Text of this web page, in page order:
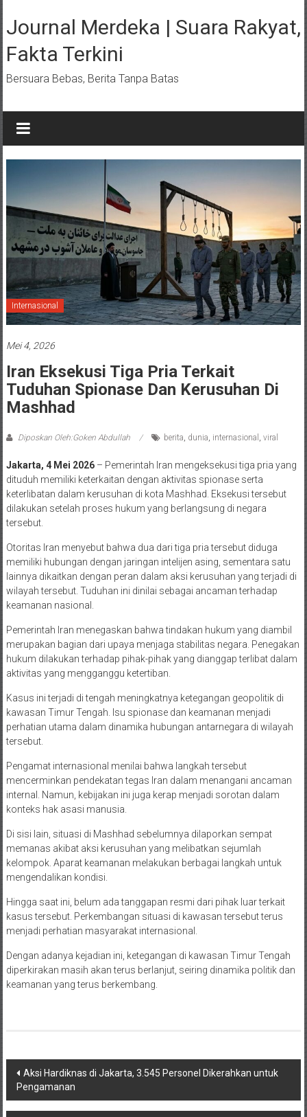
konten
Journal Merdeka | Suara Rakyat,
Fakta Terkini
Bersuara Bebas, Berita Tanpa Batas
Internasional
Mei 4, 2026
Iran Eksekusi Tiga Pria Terkait
Tuduhan Spionase Dan Kerusuhan Di
Mashhad
Diposkan Oleh:Goken Abdullah berita dunia internasional viral
Jakarta, 4 Mei 2026– Pemerintah Iran mengeksekusi tiga pria yang
dituduh memiliki keterkaitan dengan aktivitas spionase serta
keterlibatan dalam kerusuhan di kota Mashhad. Eksekusi tersebut
dilakukan setelah proses hukum yang berlangsung di negara
tersebut.
Otoritas Iran menyebut bahwa dua dari tiga pria tersebut diduga
memiliki hubungan dengan jaringan intelijen asing, sementara satu
lainnya dikaitkan dengan peran dalam aksi kerusuhan yang terjadi di
wilayah tersebut. Tuduhan ini dinilai sebagai ancaman terhadap
keamanan nasional.
Pemerintah Iran menegaskan bahwa tindakan hukum yang diambil
merupakan bagian dari upaya menjaga stabilitas negara. Penegakan
hukum dilakukan terhadap pihak-pihak yang dianggap terlibat dalam
aktivitas yang mengganggu ketertiban.
Kasus ini terjadi di tengah meningkatnya ketegangan geopolitik di
kawasan Timur Tengah. Isu spionase dan keamanan menjadi
perhatian utama dalam dinamika hubungan antarnegara di wilayah
tersebut.
Pengamat internasional menilai bahwa langkah tersebut
mencerminkan pendekatan tegas Iran dalam menangani ancaman
internal. Namun, kebijakan ini juga kerap menjadi sorotan dalam
konteks hak asasi manusia.
Di sisi lain, situasi di Mashhad sebelumnya dilaporkan sempat
memanas akibat aksi kerusuhan yang melibatkan sejumlah
kelompok. Aparat keamanan melakukan berbagai langkah untuk
mengendalikan kondisi.
Hingga saat ini, belum ada tanggapan resmi dari pihak luar terkait
kasus tersebut. Perkembangan situasi di kawasan tersebut terus
menjadi perhatian masyarakat internasional.
Dengan adanya kejadian ini, ketegangan di kawasan Timur Tengah
diperkirakan masih akan terus berlanjut, seiring dinamika politik dan
keamanan yang terus berkembang.
Navigasi
pos
Aksi Hardiknas di Jakarta, 3.545 Personel Dikerahkan untuk
Pengamanan